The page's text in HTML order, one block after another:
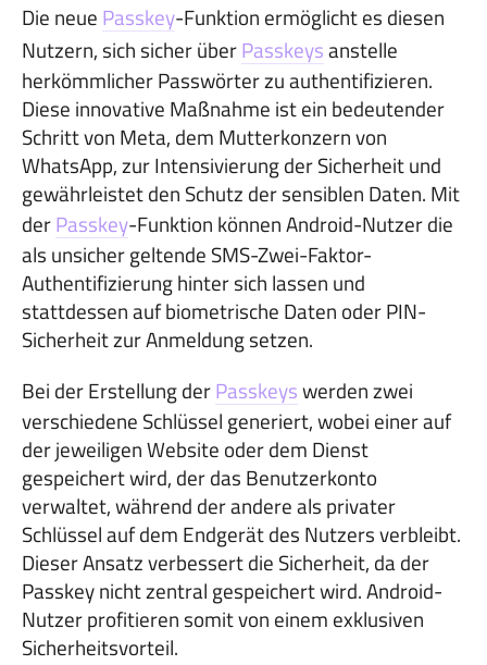
Die neue Passkey-Funktion ermöglicht es diesen
Nutzern, sich sicher überPasskeysanstelle
herkömmlicher Passwörter zu authentifizieren.
Diese innovative Maßnahme ist ein bedeutender
Schritt von Meta, dem Mutterkonzern von
WhatsApp, zur Intensivierung der Sicherheit und
gewährleistet den Schutz der sensiblen Daten. Mit
derPasskey-Funktion können Android-Nutzer die
als unsicher geltende SMS-Zwei-Faktor-
Authentifizierung hinter sich lassen und
stattdessen auf biometrische Daten oder PIN-
Sicherheit zur Anmeldung setzen.
Bei der Erstellung derPasskeyswerden zwei
verschiedene Schlüssel generiert, wobei einer auf
der jeweiligen Website oder dem Dienst
gespeichert wird, der das Benutzerkonto
verwaltet, während der andere als privater
Schlüssel auf dem Endgerät des Nutzers verbleibt.
Dieser Ansatz verbessert die Sicherheit, da der
Passkey nicht zentral gespeichert wird. Android-
Nutzer profitieren somit von einem exklusiven
Sicherheitsvorteil.